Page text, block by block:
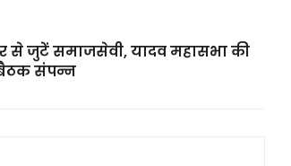
से जुटें समाजसेवी, यादव महासभा की
संपन्न